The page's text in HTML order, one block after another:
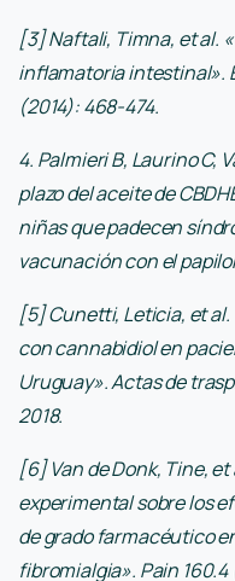
[3] Naftali, Timna, et al.
inflamatoria intestinal».
(2014): 468-474.
4. Palmieri B, Laurino C,
plazo del aceite de
niñas que padecen
vacunación con el
[5] Cunetti, Leticia, et
con cannabidiol en
Uruguay». Actas de
2018.
[6] Van de Donk, Tine,
experimental sobre los
de grado farmacéutico
fibromialgia». Pain